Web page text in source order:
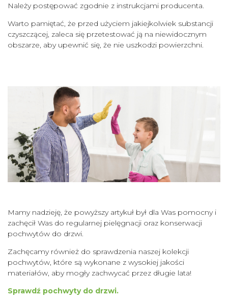
Należy postępować zgodnie z instrukcjami producenta.
Warto pamiętać, że przed użyciem jakiejkolwiek substancji
czyszczącej, zaleca się przetestować ją na niewidocznym
obszarze, aby upewnić się, że nie uszkodzi powierzchni.
Mamy nadzieję, że powyższy artykuł był dla Was pomocny i
zachęcił Was do regularnej pielęgnacji oraz konserwacji
pochwytów do drzwi.
Zachęcamy również do sprawdzenia naszej kolekcji
pochwytów, które są wykonane z wysokiej jakości
materiałów, aby mogły zachwycać przez długie lata!
Sprawdź pochwyty do drzwi.